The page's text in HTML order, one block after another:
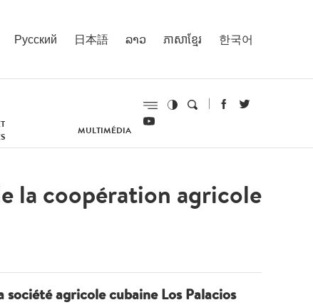
Русский 日本語 ລາວ ភាសាខ្មែរ 한국어
MULTIMÉDIA
la coopération agricole
agricole cubaine Los Palacios